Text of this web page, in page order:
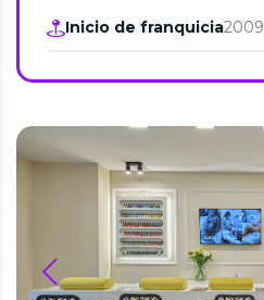
Inicio de franquicia2009
prev